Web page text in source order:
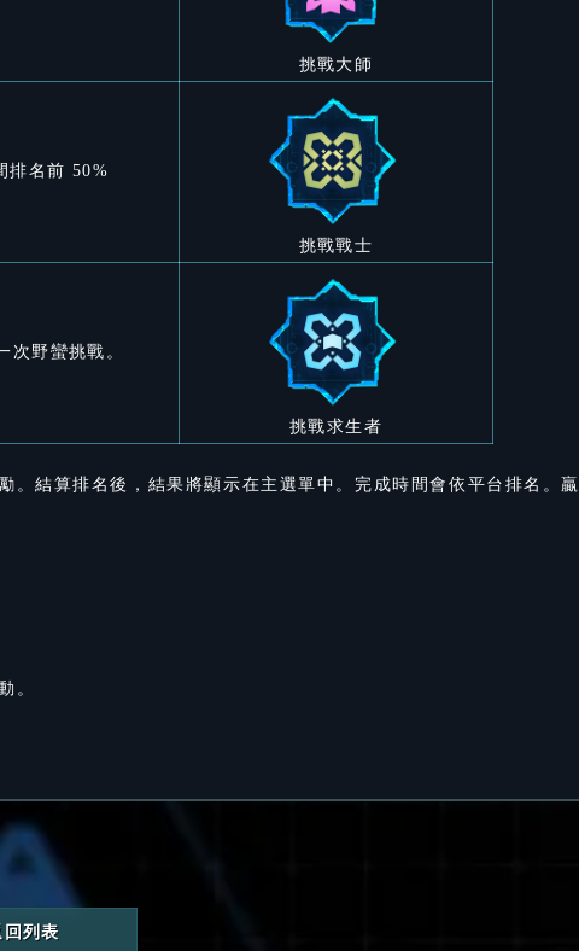
挑戰大師
排名前 50%
挑戰戰士
次野蠻挑戰。
挑戰求生者
結算排名後，結果將顯示在主選單中。完成時間會依平台排名。贏
。
回列表